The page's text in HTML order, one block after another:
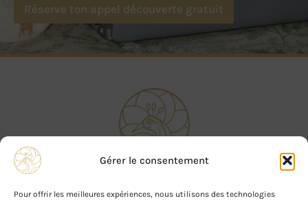
Gérer le consentement
Pour offrir les meilleures expériences, nous utilisons des technologies
Réserve ton appel découverte gratuit